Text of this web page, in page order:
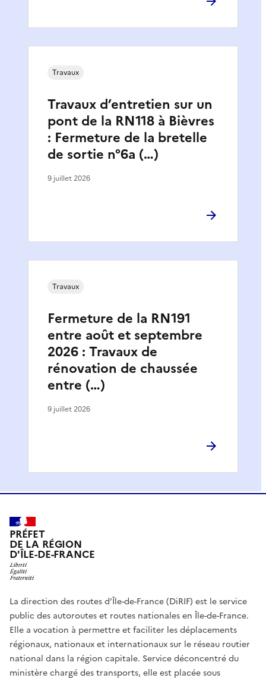
Travaux d’entretien sur un
pont de la RN118 à Bièvres
: Fermeture de la bretelle
de sortie n°6a (…)
Travaux
9 juillet 2026
Fermeture de la RN191
entre août et septembre
2026 : Travaux de
rénovation de chaussée
entre (…)
Travaux
9 juillet 2026
PRÉFET
DE LA RÉGION
D'ÎLE-DE-FRANCE
La direction des routes d’Île-de-France (DiRIF) est le service
public des autoroutes et routes nationales en Île-de-France.
Elle a vocation à permettre et faciliter les déplacements
régionaux, nationaux et internationaux sur le réseau routier
national dans la région capitale. Service déconcentré du
ministère chargé des transports, elle est placée sous